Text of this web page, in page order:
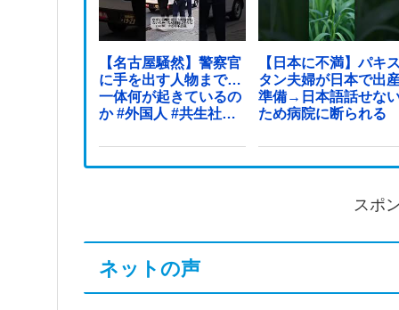
【名古屋騒然】警察官
に手を出す人物まで…
一体何が起きているの
か #外国人 #共生社会
【日本に不満】パキ
タン夫婦が日本で出
準備→日本語話せな
ため病院に断られる
スポ
ネットの声